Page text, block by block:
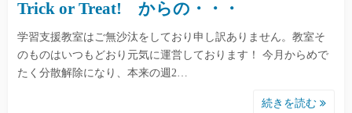
Trick or Treat! からの・・・
学習支援教室はご無沙汰をしており申し訳ありません。教室そ
のものはいつもどおり元気に運営しております！ 今月からめで
たく分散解除になり、本来の週2…
続きを読む